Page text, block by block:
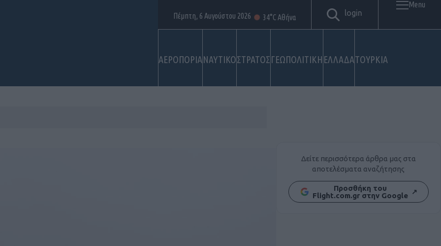
ΑΕΡΟΠΟΡΙΑΝΑΥΤΙΚΟΣΤΡΑΤΟΣΓΕΩΠΟΛΙΤΙΚΗ ΕΛΛΑΔΑΤΟΥΡΚΙΑ
Πέμπτη, 6 Αυγούστου 2026 34°C Αθήνα login
Menu
Δείτε περισσότερα άρθρα μας στα
αποτελέσματα αναζήτησης
Προσθήκη του
Flight.com.gr στην Google ↗